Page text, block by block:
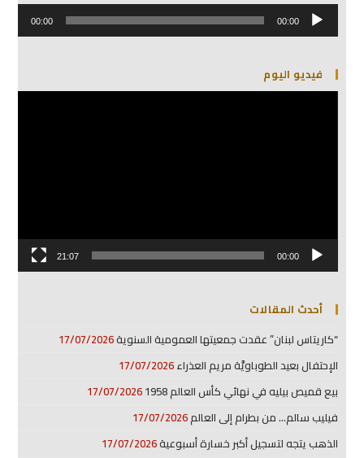
مشغل
الصوت 00:00
00:00
فيديو اليوم
00:00
21:07
أحدث المقالات
“كاريتاس لبنان” عقدت جمعيتها العمومية السنوية17/07/2026
الإحتفال بعيد الطوباويَّة مريم العذراء17/07/2026
بيع قميص بيليه في نهائي كأس العالم 1958
17/07/2026
فيليب سالم… من بطرام إلى العالم17/07/2026
الذهب يتجه لتسجيل أكبر خسارة أسبوعية17/07/2026